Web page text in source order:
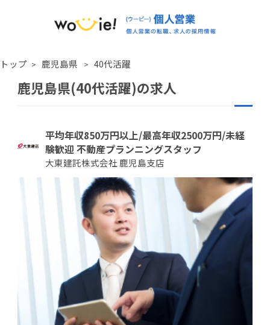
トップ 鹿児島県 40代活躍
鹿児島県(40代活躍)の求人
平均年収850万円以上/最高年収2500万円/未経
験歓迎 不動産プランニングスタッフ
大東建託株式会社 鹿児島支店